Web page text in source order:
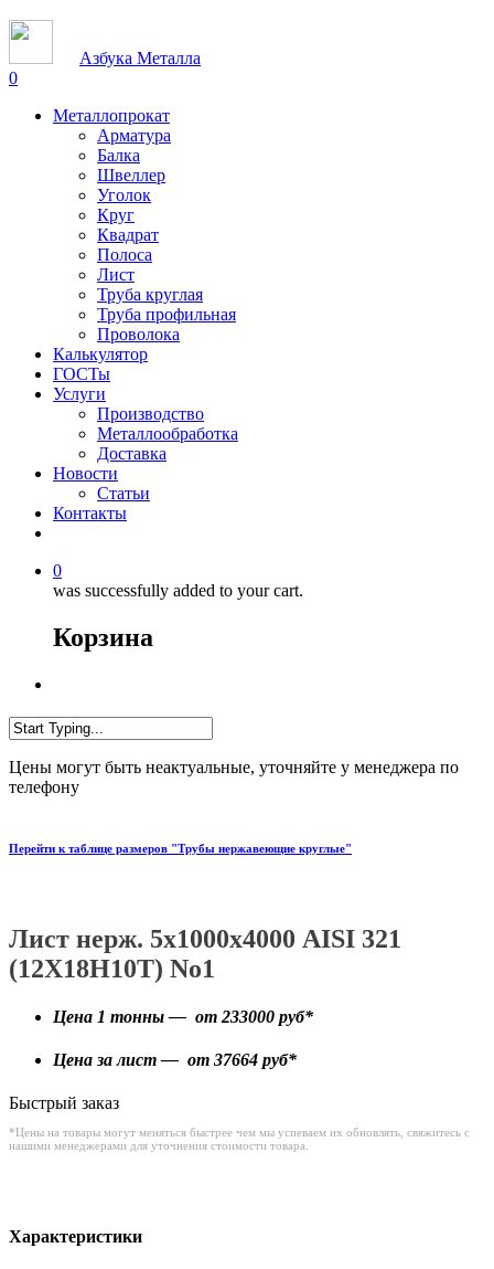
Азбука Металла
0
Металлопрокат
Арматура
Балка
Швеллер
Уголок
Круг
Квадрат
Полоса
Лист
Труба круглая
Труба профильная
Проволока
Калькулятор
ГОСТы
Услуги
Производство
Металлообработка
Доставка
Новости
Статьи
Контакты
0
was successfully added to your cart.
Корзина
Цены могут быть неактуальные, уточняйте у менеджера по
телефону
Перейти к таблице размеров "Трубы нержавеющие круглые"
Лист нерж. 5х1000х4000 AISI 321
(12Х18Н10Т) No1
Цена 1 тонны — от 233000 руб*
Цена за лист — от 37664 руб*
Быстрый заказ
*Цены на товары могут меняться быстрее чем мы успеваем их обновлять, свяжитесь с
нашими менеджерами для уточнения стоимости товара.
Характеристики